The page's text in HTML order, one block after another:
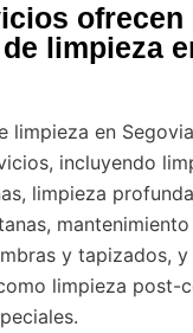
ofrecen
limpieza
limpieza en
incluyendo
limpieza
y tapizados,
limpieza post-